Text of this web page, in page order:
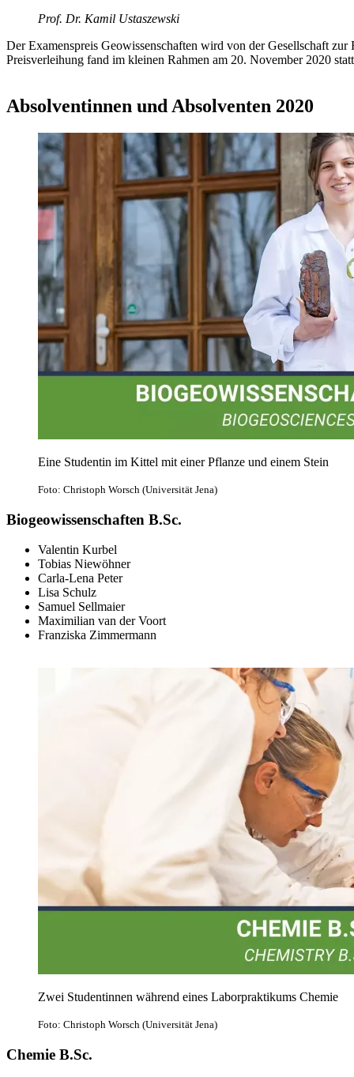
Prof. Dr. Kamil Ustaszewski
Der Examenspreis Geowissenschaften wird von der Gesellschaft
Preisverleihung fand im kleinen Rahmen am 20. November 2020
Absolventinnen und Absolventen 2020
Eine Studentin im Kittel mit einer Pflanze und einem Stein
Foto: Christoph Worsch (Universität Jena)
Biogeowissenschaften B.Sc.
Valentin Kurbel
Tobias Niewöhner
Carla-Lena Peter
Lisa Schulz
Samuel Sellmaier
Maximilian van der Voort
Franziska Zimmermann
Zwei Studentinnen während eines Laborpraktikums Chemie
Foto: Christoph Worsch (Universität Jena)
Chemie B.Sc.